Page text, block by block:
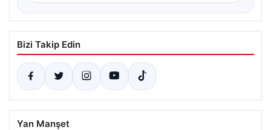
Bizi Takip Edin
Yan Manşet